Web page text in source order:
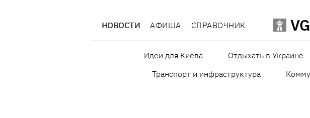
НОВОСТИ АФИША СПРАВОЧНИК
Идеи для Киева Отдыхать в Украине
Транспорт и инфраструктура